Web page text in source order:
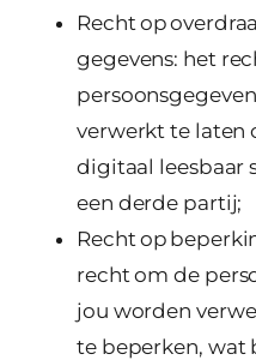
Recht op
gegevens: het
verwerkt te laten
digitaal leesbaar
een derde partij;
Recht op
recht om de
jou worden
te beperken, wat